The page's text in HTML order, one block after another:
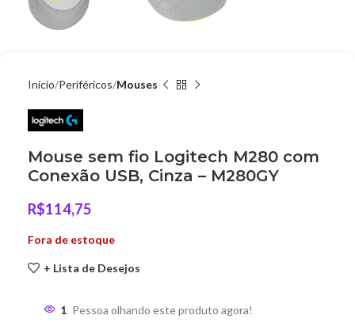
Início Periféricos Mouses
Mouse sem fio Logitech M280 com
Conexão USB, Cinza – M280GY
R$114,75
Fora de estoque
+ Lista de Desejos
1 Pessoa olhando este produto agora!